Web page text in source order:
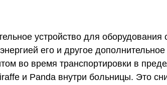
устройство для оборудования
его и другое
во время транспортировки в
и Panda внутри больницы. Это